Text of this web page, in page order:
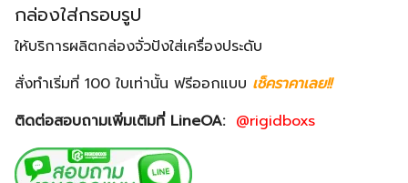
กล่องใส่กรอบรูป
ให้บริการผลิตกล่องจั่วปังใส่เครื่องประดับ
สั่งทำเริ่มที่ 100 ใบเท่านั้น ฟรีออกแบบ เช็คราคาเลย!!
ติดต่อสอบถามเพิ่มเติมที่ LineOA: @rigidboxs